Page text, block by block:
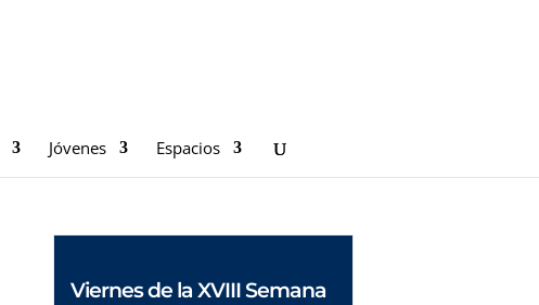
Jóvenes Espacios
Viernes de la XVIII Semana